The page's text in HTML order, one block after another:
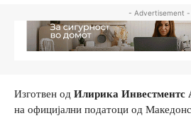
- Advertisement -
Изготвен од Илирика Инвестментс
на официјални податоци од